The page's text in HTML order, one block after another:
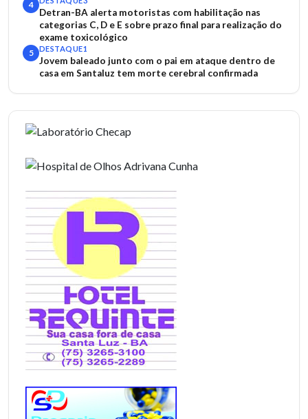
4
Detran-BA alerta motoristas com habilitação nas
categorias C, D e E sobre prazo final para realização do
exame toxicológico
5 DESTAQUE1
Jovem baleado junto com o pai em ataque dentro de
casa em Santaluz tem morte cerebral confirmada